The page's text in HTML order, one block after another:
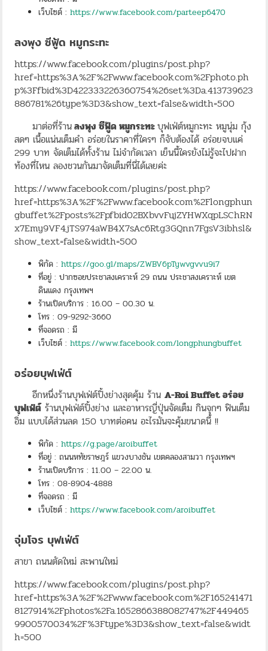
เว็บไซต์ :https://www.facebook.com/parteep6470
ลงพุง ซีฟู้ด หมูกระทะ
https://www.facebook.com/plugins/post.php?
href=https%3A%2F%2Fwww.facebook.com%2Fphoto.ph
p%3Ffbid%3D422333226360754%26set%3Da.413739623
886781%26type%3D3&show_text=false&width=500
มาต่อที่ร้านลงพุง ซีฟู้ด หมูกระทะบุฟเฟ่ต์หมูกะทะ หมูนุ่ม กุ้ง
สดๆ เนื้อแน่นเต็มคำ อร่อยในราคาที่ใครๆ ก็จับต้องได้ อร่อยจบแค่
299 บาท จัดเต็มได้ทั้งร้าน ไม่จำกัดเวลา เย็นนี้ใครยังไม่รู้จะไปฝาก
ท้องที่ไหน ลองชวนกันมาจัดเต็มที่นี่ได้เลยค่ะ
https://www.facebook.com/plugins/post.php?
href=https%3A%2F%2Fwww.facebook.com%2Flongphun
gbuffet%2Fposts%2Fpfbid02BXbvvFujZYHWXqpLSChRN
x7Emy9VF4jTS974aWB4X7sAc6Rtg3GQnn7FgsV3ibhsl&
show_text=false&width=500
พิกัด :https://goo.gl/maps/ZWBV6pTywvgvvu9i7
ที่อยู่ : ปากซอยประชาสงเคราะห์ 29 ถนน ประชาสงเคราะห์ เขต
ดินแดง กรุงเทพฯ
ร้านเปิดบริการ : 16.00 – 00.30 น.
โทร : 09-9292-3660
ที่จอดรถ : มี
เว็บไซต์ :https://www.facebook.com/longphungbuffet
อร่อยบุฟเฟ่ต์
อีกหนึ่งร้านบุฟเฟ่ต์ปิ้งย่างสุดคุ้ม ร้านA-Roi Buffet อร่อย
บุฟเฟ่ต์ร้านบุฟเฟ่ต์ปิ้งย่าง และอาหารญี่ปุ่นจัดเต็ม กินจุกๆ ฟินเต็ม
อิ่ม แบบได้ส่วนลด 150 บาทต่อคน อะไรมันจะคุ้มขนาดนี้ !!
พิกัด :https://g.page/aroibuffet
ที่อยู่ : ถนนหทัยราษฎร์ แขวงบางชัน เขตคลองสามวา กรุงเทพฯ
ร้านเปิดบริการ : 11.00 – 22.00 น.
โทร : 08-8904-4888
ที่จอดรถ : มี
เว็บไซต์ :https://www.facebook.com/aroibuffet
จุ่มโจร บุฟเฟ่ต์
สาขา ถนนตัดใหม่ สะพานใหม่
https://www.facebook.com/plugins/post.php?
href=https%3A%2F%2Fwww.facebook.com%2F165241471
8127914%2Fphotos%2Fa.1652866388082747%2F449465
9900570034%2F%3Ftype%3D3&show_text=false&widt
h=500